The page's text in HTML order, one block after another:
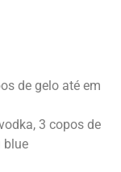
de gelo até em
3 copos de
blue